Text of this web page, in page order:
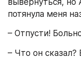
вывернуться, но
потянула меня
– Отпусти!
– Что он сказал?